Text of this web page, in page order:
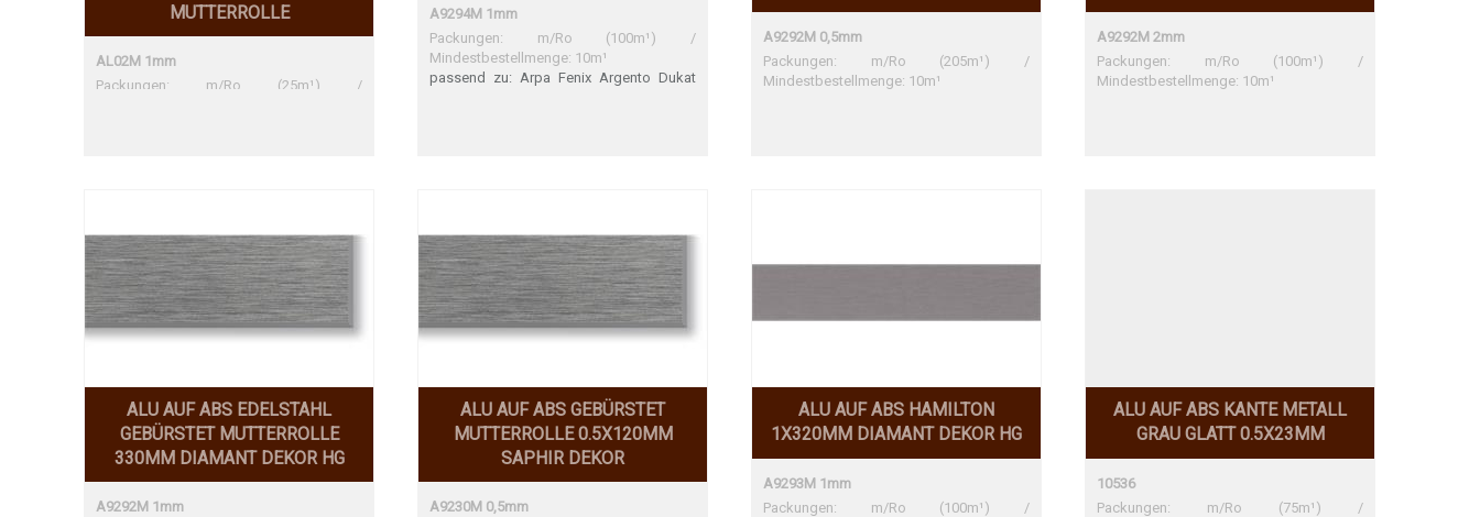
MUTTERROLLE
AL02M 1mm
Packungen: m/Ro (25m¹) /
A9294M 1mm
Packungen: m/Ro (100m¹) /
Mindestbestellmenge: 10m¹
passend zu: Arpa Fenix Argento Dukat
A9292M 0,5mm
Packungen: m/Ro (205m¹) /
Mindestbestellmenge: 10m¹
A9292M 2mm
Packungen: m/Ro (100m¹) /
Mindestbestellmenge: 10m¹
ALU AUF ABS EDELSTAHL
GEBÜRSTET MUTTERROLLE
330MM DIAMANT DEKOR HG
A9292M 1mm
ALU AUF ABS GEBÜRSTET
MUTTERROLLE 0.5X120MM
SAPHIR DEKOR
A9230M 0,5mm
ALU AUF ABS HAMILTON
1X320MM DIAMANT DEKOR HG
A9293M 1mm
Packungen: m/Ro (100m¹) /
ALU AUF ABS KANTE METALL
GRAU GLATT 0.5X23MM
10536
Packungen: m/Ro (75m¹) /